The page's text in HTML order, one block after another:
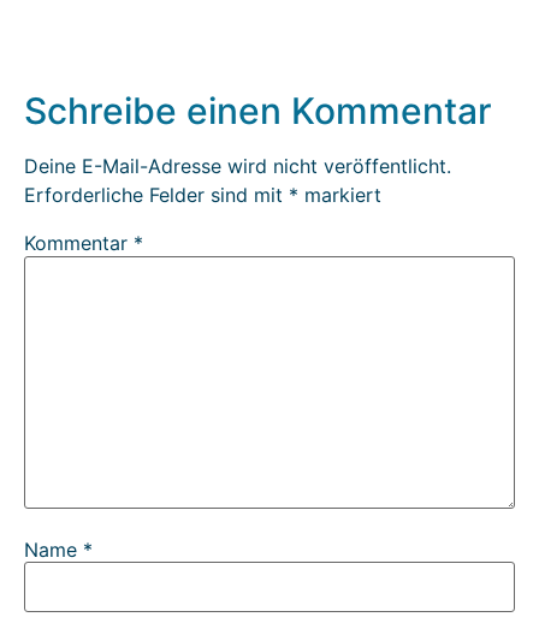
Schreibe einen Kommentar
Deine E-Mail-Adresse wird nicht veröffentlicht.
Erforderliche Felder sind mit * markiert
Kommentar *
Name *